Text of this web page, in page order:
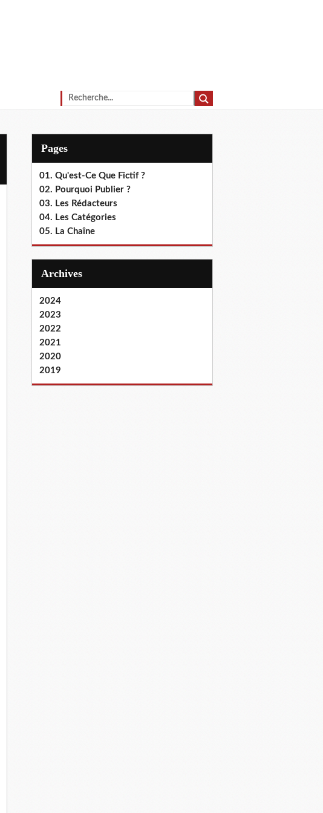
Pages
01. Qu'est-Ce Que Fictif ?
02. Pourquoi Publier ?
03. Les Rédacteurs
04. Les Catégories
05. La Chaîne
Archives
2024
2023
2022
2021
2020
2019